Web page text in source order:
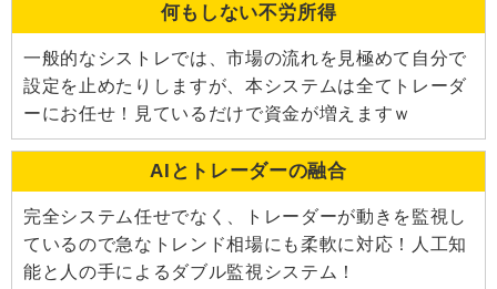
何もしない不労所得
一般的なシストレでは、市場の流れを見極めて自分で
設定を止めたりしますが、本システムは全てトレーダ
ーにお任せ！見ているだけで資金が増えますｗ
AIとトレーダーの融合
完全システム任せでなく、トレーダーが動きを監視し
ているので急なトレンド相場にも柔軟に対応！人工知
能と人の手によるダブル監視システム！